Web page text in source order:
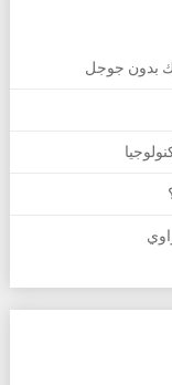
بدون جوجل